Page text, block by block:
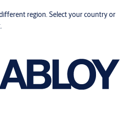
region. Select your country or